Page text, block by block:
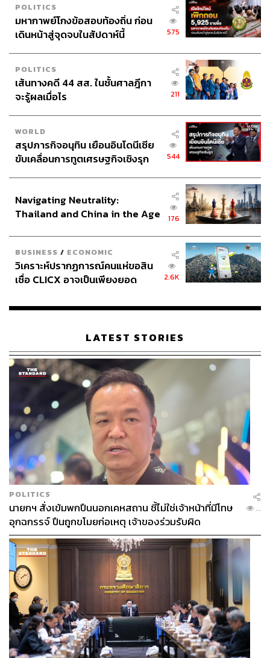
POLITICS
มหากาพย์โกงข้อสอบท้องถิ่น ก่อน
เดินหน้าสู่จุดจบในสัปดาห์นี้
575
POLITICS
เส้นทางคดี 44 สส. ในชั้นศาลฎีกา
จะรู้ผลเมื่อไร
211
WORLD
สรุปภารกิจอนุทิน เยือนอินโดนีเซีย
ขับเคลื่อนการทูตเศรษฐกิจเชิงรุก
544
Navigating Neutrality:
Thailand and China in the Age
176
BUSINESS / ECONOMIC
วิเคราะห์ปรากฏการณ์คนแห่ขอสิน
เชื่อ CLICX อาจเป็นเพียงยอด
เรือนไทยที่ถูกซุกไว้
2.6K
LATEST STORIES
POLITICS
นายกฯ สั่งเข้มพกปืนนอกเคหสถาน ชี้ไม่ใช่เจ้าหน้าที่มีโทษ
อุกฉกรรจ์ ปืนถูกขโมยก่อเหตุ เจ้าของร่วมรับผิด
...